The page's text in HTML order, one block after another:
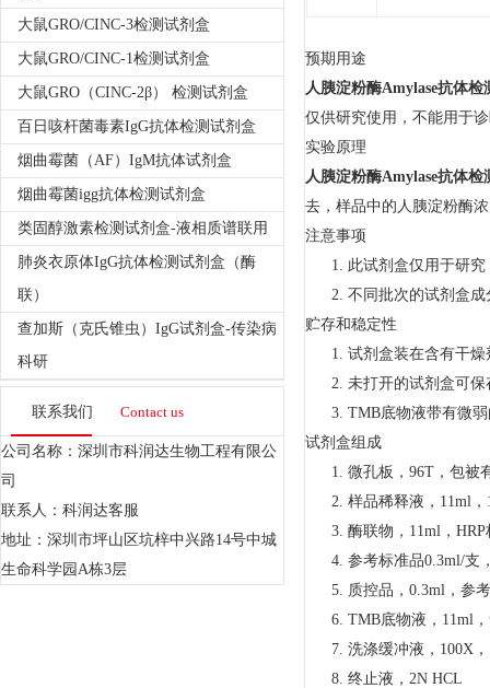
大鼠GRO/CINC-3检测试剂盒
大鼠GRO/CINC-1检测试剂盒
大鼠GRO（CINC-2β） 检测试剂盒
百日咳杆菌毒素IgG抗体检测试剂盒
烟曲霉菌（AF）IgM抗体试剂盒
烟曲霉菌igg抗体检测试剂盒
类固醇激素检测试剂盒-液相质谱联用
肺炎衣原体IgG抗体检测试剂盒（酶
联）
查加斯（克氏锥虫）IgG试剂盒-传染病
科研
联系我们 Contact us
公司名称：深圳市科润达生物工程有限公
司
联系人：科润达客服
地址：深圳市坪山区坑梓中兴路14号中城
生命科学园A栋3层
预期用途
人胰淀粉酶Amylase抗体检
仅供研究使用，不能用于
实验原理
人胰淀粉酶Amylase抗体检
去，样品中的人胰淀粉酶
注意事项
1. 此试剂盒仅用于研
2. 不同批次的试剂盒
贮存和稳定性
1. 试剂盒装在含有干
2. 未打开的试剂盒可保
3. TMB底物液带有微
试剂盒组成
1. 微孔板， 96T ，包被
2. 样品稀释液， 11ml ，
3. 酶联物， 11ml ， HRP
4. 参考标准品0.3ml/支
5. 质控品， 0.3ml ，参
6. TMB底物液， 11ml
7. 洗涤缓冲液， 100X ，
8. 终止液， 2N HCL